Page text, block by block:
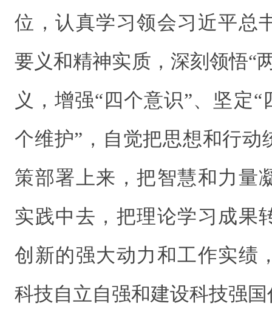
位，认真学习领会习近平总
要义和精神实质，深刻领悟“
义，增强“四个意识”、坚定
个维护”，自觉把思想和行动
策部署上来，把智慧和力量
实践中去，把理论学习成果
创新的强大动力和工作实绩
科技自立自强和建设科技强